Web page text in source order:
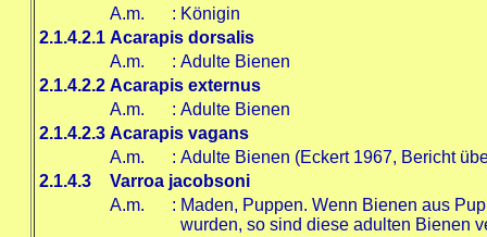
A.m.
: Königin
2.1.4.2.1 Acarapis dorsalis
A.m.
: Adulte Bienen
2.1.4.2.2 Acarapis externus
A.m.
: Adulte Bienen
2.1.4.2.3 Acarapis vagans
A.m.
: Adulte Bienen (Eckert 1967, Bericht
2.1.4.3
Varroa jacobsoni
A.m.
: Maden, Puppen. Wenn Bienen aus
wurden, so sind diese adulten Bienen